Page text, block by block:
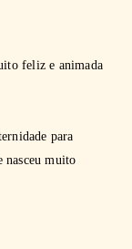
feliz e animada
para
nasceu muito